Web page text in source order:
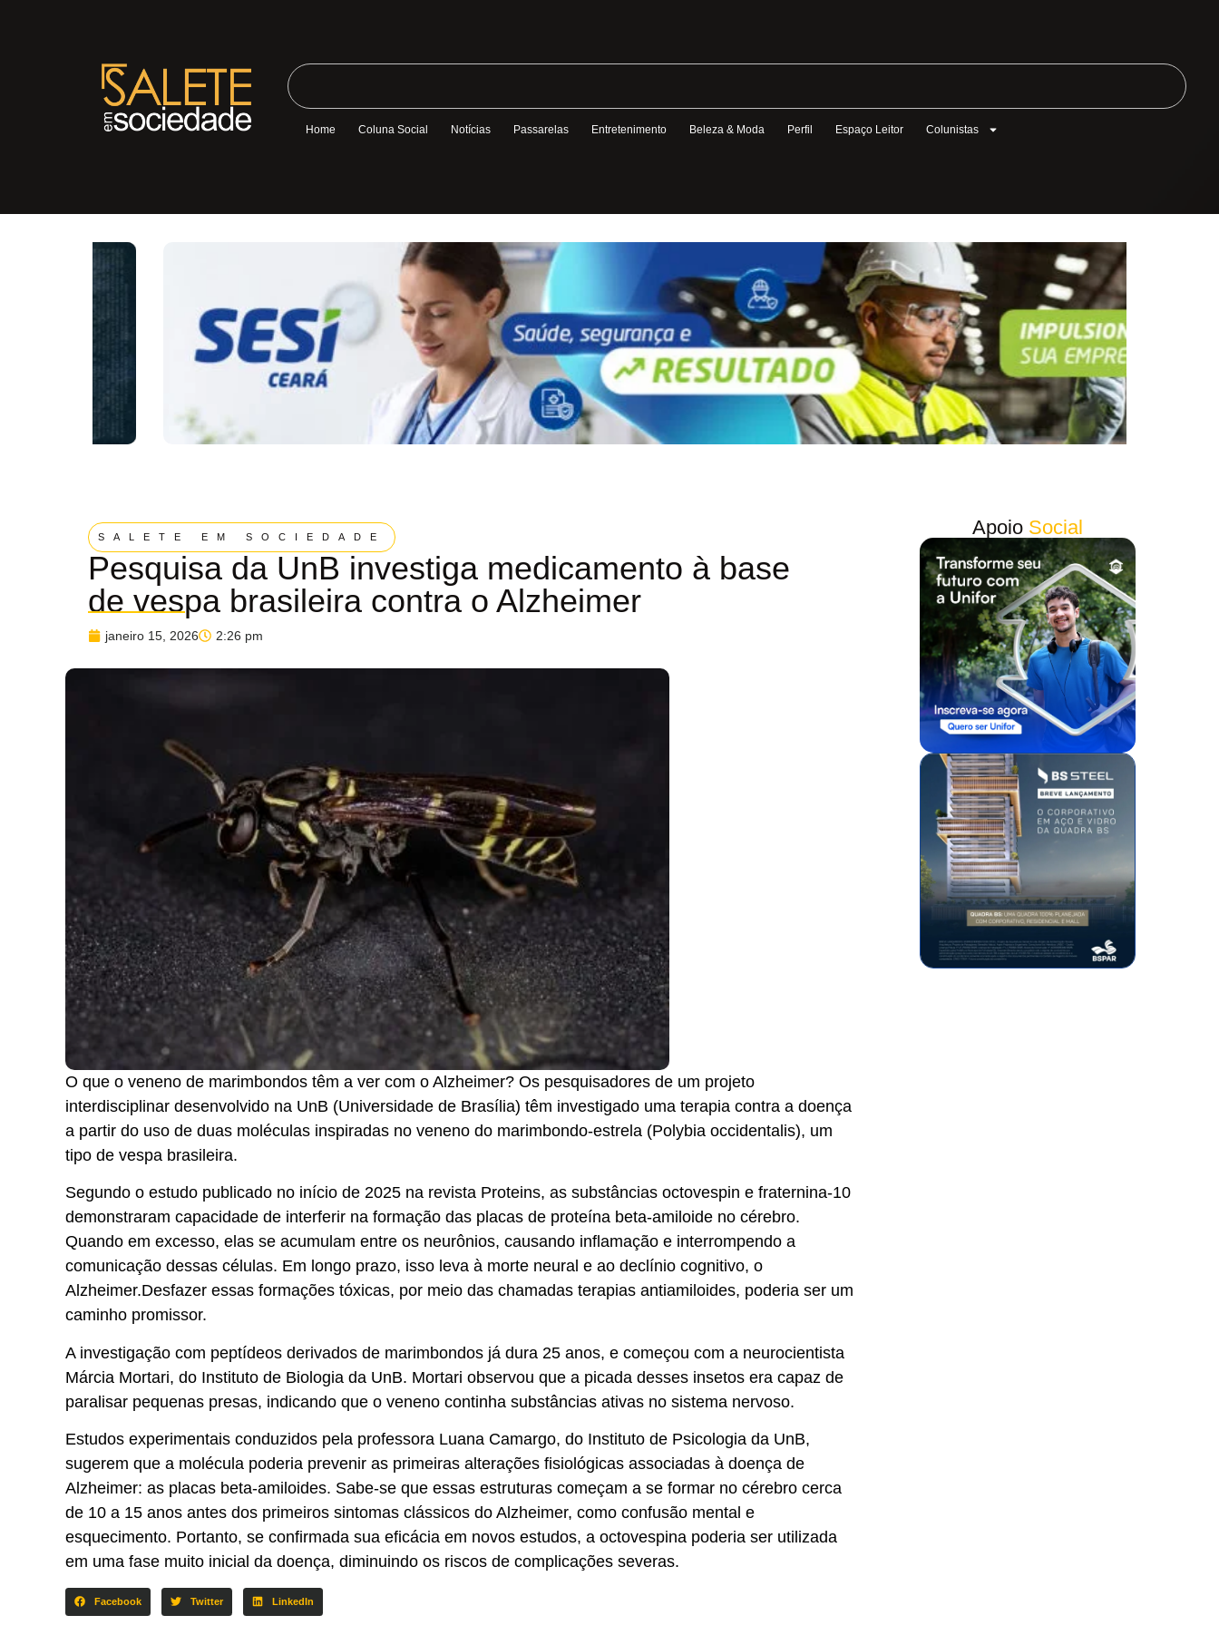
Home Coluna Social Notícias Passarelas Entretenimento Beleza & Moda Perfil Espaço Leitor Colunistas
SALETE EM SOCIEDADE
Pesquisa da UnB investiga medicamento à base
de vespa brasileira contra o Alzheimer
janeiro 15, 2026 2:26 pm
O que o veneno de marimbondos têm a ver com o Alzheimer? Os pesquisadores de um projeto
interdisciplinar desenvolvido na UnB (Universidade de Brasília) têm investigado uma terapia contra a doença
a partir do uso de duas moléculas inspiradas no veneno do marimbondo-estrela (Polybia occidentalis), um
tipo de vespa brasileira.
Segundo o estudo publicado no início de 2025 na revista Proteins, as substâncias octovespin e fraternina-10
demonstraram capacidade de interferir na formação das placas de proteína beta-amiloide no cérebro.
Quando em excesso, elas se acumulam entre os neurônios, causando inflamação e interrompendo a
comunicação dessas células. Em longo prazo, isso leva à morte neural e ao declínio cognitivo, o
Alzheimer.Desfazer essas formações tóxicas, por meio das chamadas terapias antiamiloides, poderia ser um
caminho promissor.
A investigação com peptídeos derivados de marimbondos já dura 25 anos, e começou com a neurocientista
Márcia Mortari, do Instituto de Biologia da UnB. Mortari observou que a picada desses insetos era capaz de
paralisar pequenas presas, indicando que o veneno continha substâncias ativas no sistema nervoso.
Estudos experimentais conduzidos pela professora Luana Camargo, do Instituto de Psicologia da UnB,
sugerem que a molécula poderia prevenir as primeiras alterações fisiológicas associadas à doença de
Alzheimer: as placas beta-amiloides. Sabe-se que essas estruturas começam a se formar no cérebro cerca
de 10 a 15 anos antes dos primeiros sintomas clássicos do Alzheimer, como confusão mental e
esquecimento. Portanto, se confirmada sua eficácia em novos estudos, a octovespina poderia ser utilizada
em uma fase muito inicial da doença, diminuindo os riscos de complicações severas.
Facebook Twitter LinkedIn
Apoio Social